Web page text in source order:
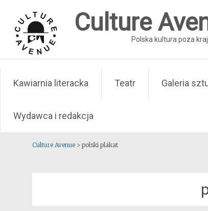
content
Culture
Polska kultura poza
Kawiarnia literacka Teatr Galeria
Wydawca i redakcja
Culture Avenue > polski plakat